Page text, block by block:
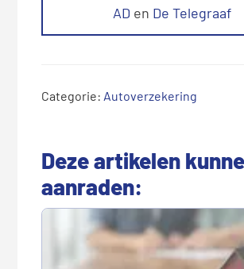
AD en De Telegraaf
Categorie: Autoverzekering
Deze artikelen
aanraden: